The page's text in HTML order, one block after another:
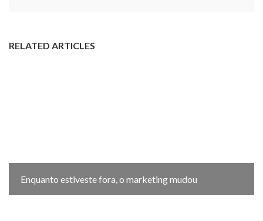
RELATED ARTICLES
Enquanto estiveste fora, o marketing mudou